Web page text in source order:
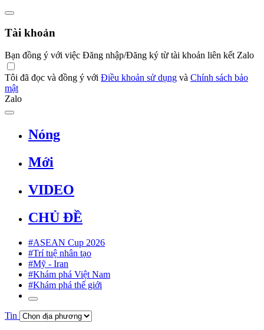
Tài khoản
Bạn đồng ý với việc Đăng nhập/Đăng ký từ tài khoản liên kết Zalo
Tôi đã đọc và đồng ý với Điều khoản sử dụng và Chính sách bảo
mật
Zalo
Nóng
Mới
VIDEO
CHỦ ĐỀ
#ASEAN Cup 2026
#Trí tuệ nhân tạo
#Mỹ - Iran
#Khám phá Việt Nam
#Khám phá thế giới
Tin